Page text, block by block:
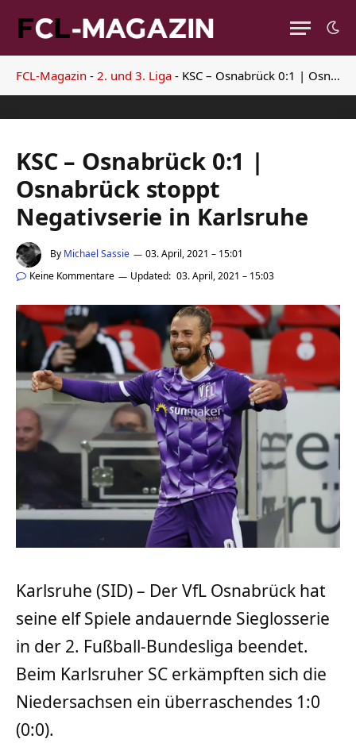
FCL-Magazin - 2. und 3. Liga - KSC – Osnabrück 0:1 | Osnabrück stoppt Negativserie in Karlsruhe
KSC – Osnabrück 0:1 |
Osnabrück stoppt
Negativserie in Karlsruhe
By Michael Sassie
03. April, 2021 – 15:01
Keine Kommentare
Updated: 03. April, 2021 – 15:03
Karlsruhe (SID) – Der VfL Osnabrück hat
seine elf Spiele andauernde Sieglosserie
in der 2. Fußball-Bundesliga beendet.
Beim Karlsruher SC erkämpften sich die
Niedersachsen ein überraschendes 1:0
(0:0).